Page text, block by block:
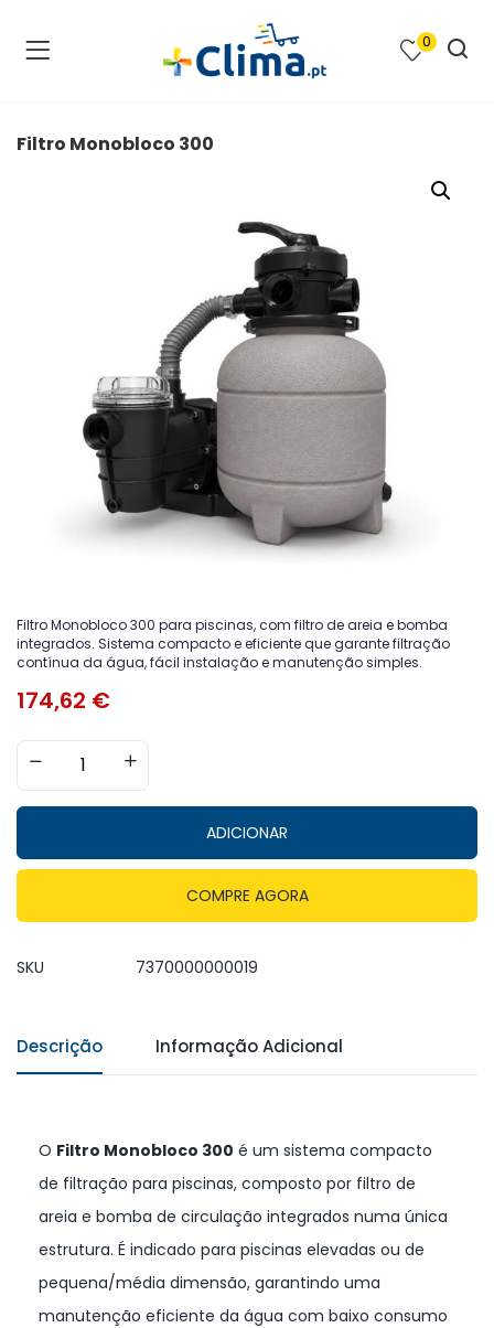
0
Filtro Monobloco 300
Filtro Monobloco 300 para piscinas, com filtro de areia e bomba
integrados. Sistema compacto e eficiente que garante filtração
contínua da água, fácil instalação e manutenção simples.
174,62 €
ADICIONAR
COMPRE AGORA
SKU 7370000000019
Descrição Informação Adicional
O Filtro Monobloco 300 é um sistema compacto
de filtração para piscinas, composto por filtro de
areia e bomba de circulação integrados numa única
estrutura. É indicado para piscinas elevadas ou de
pequena/média dimensão, garantindo uma
manutenção eficiente da água com baixo consumo